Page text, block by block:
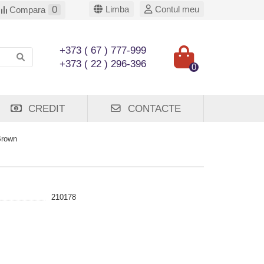
Compara 0 Limba Contul meu
+373 ( 67 ) 777-999
+373 ( 22 ) 296-396
0
CREDIT CONTACTE
210178